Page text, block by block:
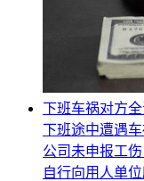
下班车祸对方
下班途中遭遇
公司未申报工
自行向用人单